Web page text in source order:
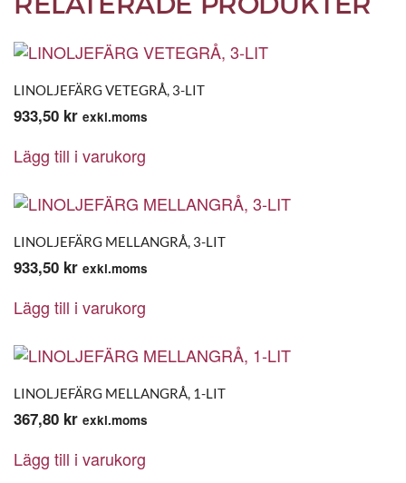
LINOLJEFÄRG VETEGRÅ, 3-LIT
933,50 kr exkl.moms
Lägg till i varukorg
LINOLJEFÄRG MELLANGRÅ, 3-LIT
933,50 kr exkl.moms
Lägg till i varukorg
LINOLJEFÄRG MELLANGRÅ, 1-LIT
367,80 kr exkl.moms
Lägg till i varukorg